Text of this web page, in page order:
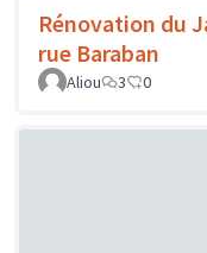
Rénovation du
rue Baraban
Aliou
3 0